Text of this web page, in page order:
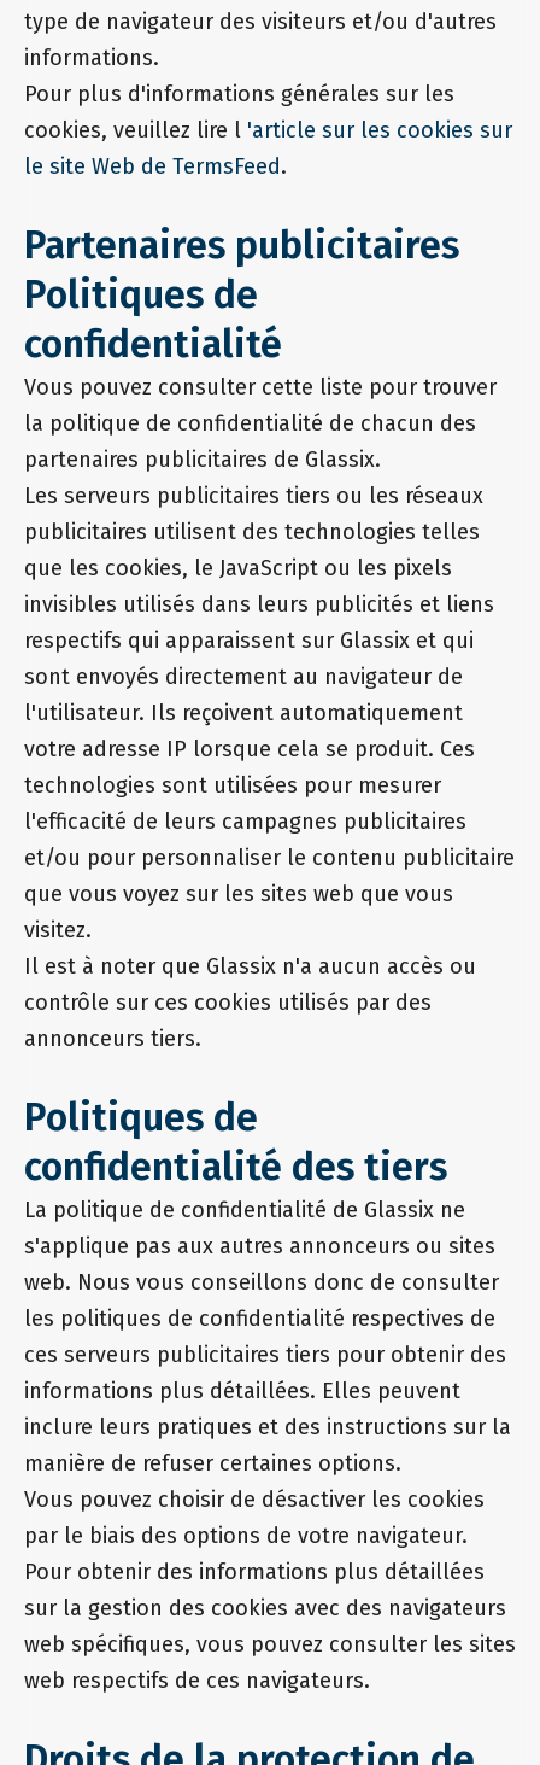
type de navigateur des visiteurs et/ou d'autres
informations.
Pour plus d'informations générales sur les
cookies, veuillez lire l 'article sur les cookies sur
le site Web de TermsFeed.
Partenaires publicitaires
Politiques de
confidentialité
Vous pouvez consulter cette liste pour trouver
la politique de confidentialité de chacun des
partenaires publicitaires de Glassix.
Les serveurs publicitaires tiers ou les réseaux
publicitaires utilisent des technologies telles
que les cookies, le JavaScript ou les pixels
invisibles utilisés dans leurs publicités et liens
respectifs qui apparaissent sur Glassix et qui
sont envoyés directement au navigateur de
l'utilisateur. Ils reçoivent automatiquement
votre adresse IP lorsque cela se produit. Ces
technologies sont utilisées pour mesurer
l'efficacité de leurs campagnes publicitaires
et/ou pour personnaliser le contenu publicitaire
que vous voyez sur les sites web que vous
visitez.
Il est à noter que Glassix n'a aucun accès ou
contrôle sur ces cookies utilisés par des
annonceurs tiers.
Politiques de
confidentialité des tiers
La politique de confidentialité de Glassix ne
s'applique pas aux autres annonceurs ou sites
web. Nous vous conseillons donc de consulter
les politiques de confidentialité respectives de
ces serveurs publicitaires tiers pour obtenir des
informations plus détaillées. Elles peuvent
inclure leurs pratiques et des instructions sur la
manière de refuser certaines options.
Vous pouvez choisir de désactiver les cookies
par le biais des options de votre navigateur.
Pour obtenir des informations plus détaillées
sur la gestion des cookies avec des navigateurs
web spécifiques, vous pouvez consulter les sites
web respectifs de ces navigateurs.